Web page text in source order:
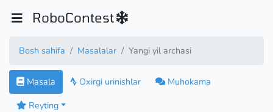
RoboContest
Bosh sahifa Masalalar Yangi yil archasi
Masala Oxirgi urinishlar
Muhokama
Reyting